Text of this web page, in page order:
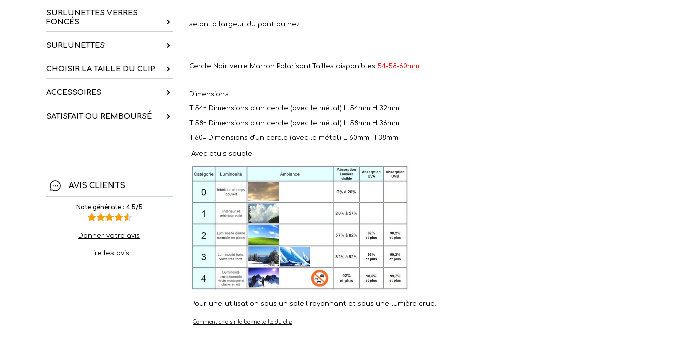
SURLUNETTES VERRES
FONCÉS
SURLUNETTES
CHOISIR LA TAILLE DU CLIP
ACCESSOIRES
SATISFAIT OU REMBOURSÉ
AVIS CLIENTS
Note générale : 4.5/5
Donner votre avis
Lire les avis
selon la largeur du pont du nez.
Cercle Noir verre Marron Polarisant.Tailles disponibles 54-58-60mm
Dimensions:
T.54= Dimensions d'un cercle (avec le métal) L 54mm H 32mm
T.58= Dimensions d'un cercle (avec le métal) L 58mm H 36mm
T.60= Dimensions d'un cercle (avec le métal) L 60mm H 38mm
Avec etuis souple
Pour une utilisation sous un soleil rayonnant et sous une lumière crue.
Comment choisir la bonne taille du clip